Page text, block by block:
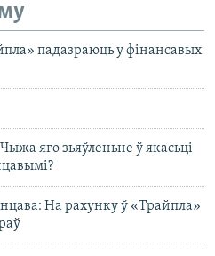
падазраюць у фінансавых
яго зьяўленьне ў якасьці
На рахунку ў «Трайпла»